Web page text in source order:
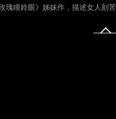
瞳鈴眼》姊妹作，描述女人刻